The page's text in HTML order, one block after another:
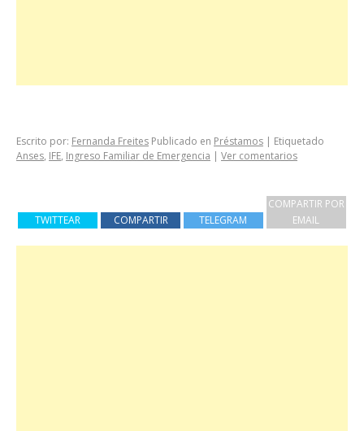
Escrito por: Fernanda Freites Publicado en Préstamos | Etiquetado
Anses, IFE, Ingreso Familiar de Emergencia | Ver comentarios
TWITTEAR COMPARTIR TELEGRAM
COMPARTIR POR
EMAIL